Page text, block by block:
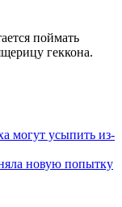
поймать
геккона.
могут усыпить из-
новую попытку